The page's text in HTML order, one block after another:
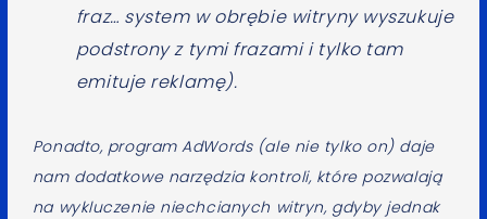
fraz… system w obrębie witryny wyszukuje
podstrony z tymi frazami i tylko tam
emituje reklamę).
Ponadto, program AdWords (ale nie tylko on) daje
nam dodatkowe narzędzia kontroli, które pozwalają
na wykluczenie niechcianych witryn, gdyby jednak